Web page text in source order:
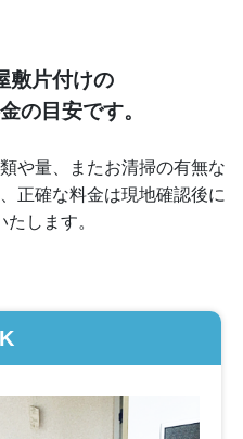
敷片付けの
の目安です。
や量、またお清掃の有無な
正確な料金は現地確認後に
します。